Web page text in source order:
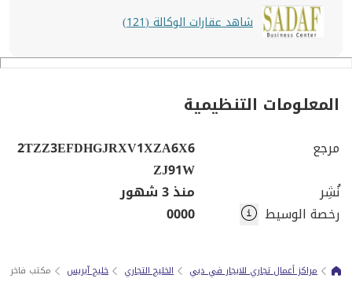
شاهد عقارات الوكالة (121)
المعلومات التنظيمية
مرجع
2TZZ3EFDHGJRXV1XZA6X6
ZJ91W
نُشِر
منذ 3 شهور
رخصة الوسيط
0000
مراكز أعمال تجاري للايجار في دبي الخليج التجاري خليج آيريس مكتب فاخر | 250 قدم مربع | الخليج التجاري |45k.